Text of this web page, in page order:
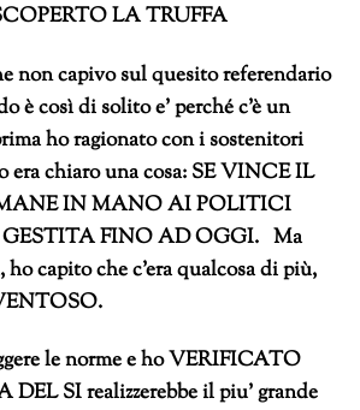
LA TRUFFA
non capivo sul quesito referendario
è così di solito e’ perché c’è un
ho ragionato con i sostenitori
era chiaro una cosa: SE VINCE IL
IN MANO AI POLITICI
GESTITA FINO AD OGGI. Ma
capito che c’era qualcosa di più,
le norme e ho VERIFICATO
SI realizzerebbe il piu’ grande